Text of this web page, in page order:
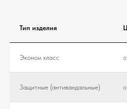
Тип изделия
Эконом класс
Защитные (антивандальные)